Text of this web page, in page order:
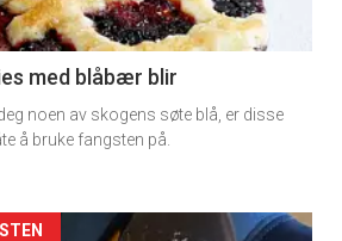
med blåbær blir
noen av skogens søte blå, er disse
å bruke fangsten på.